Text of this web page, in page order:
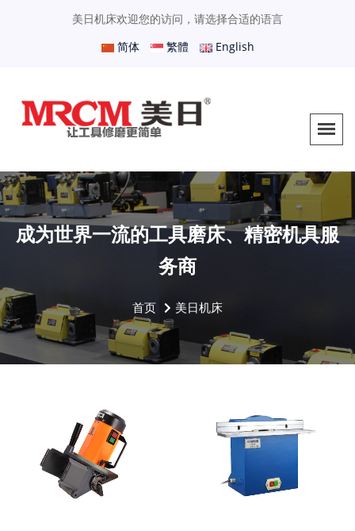
美日机床欢迎您的访问，请选择合适的语言
简体
繁體 English
成为世界一流的工具磨床、精密机具服
务商
首页 美日机床